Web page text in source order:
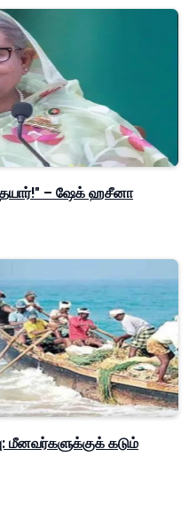
– ஷேக் ஹசீனா
மீனவர்களுக்குக் கடும்